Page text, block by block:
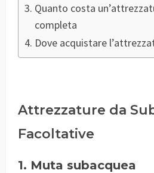
Quanto costa
completa
Dove acquistare
Attrezzature da
Facoltative
1. Muta subacquea